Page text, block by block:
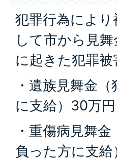
犯罪行為によ
して市から見
に起きた犯罪
・遺族見舞金
に支給）30万円
・重傷病見舞
負った方に支給